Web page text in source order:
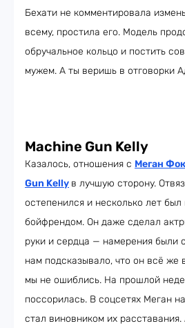
Бехати не комментировала
всему, простила его. Модель
обручальное кольцо и постить
мужем. А ты веришь в отговорки
Machine Gun Kelly
Казалось, отношения с Меган
Gun Kelly в лучшую сторону.
остепенился и несколько лет
бойфрендом. Он даже сделал
руки и сердца — намерения были
нам подсказывало, что он всё же
мы не ошиблись. На прошлой
поссорилась. В соцсетях Меган
стал виновником их